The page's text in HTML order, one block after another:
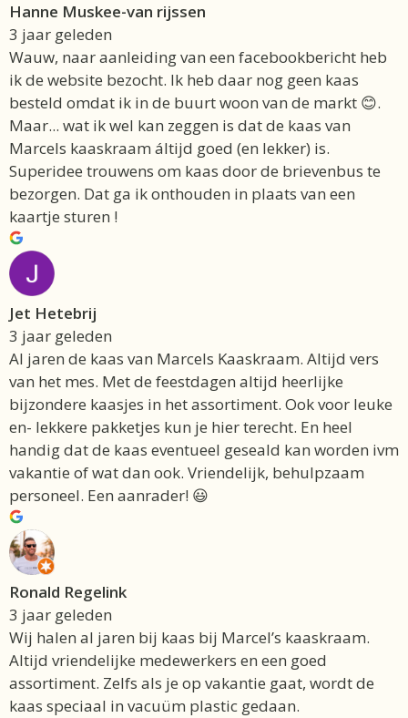
Hanne Muskee-van rijssen
3 jaar geleden
Wauw, naar aanleiding van een facebookbericht heb
ik de website bezocht. Ik heb daar nog geen kaas
besteld omdat ik in de buurt woon van de markt 😊.
Maar... wat ik wel kan zeggen is dat de kaas van
Marcels kaaskraam áltijd goed (en lekker) is.
Superidee trouwens om kaas door de brievenbus te
bezorgen. Dat ga ik onthouden in plaats van een
kaartje sturen !
Jet Hetebrij
3 jaar geleden
Al jaren de kaas van Marcels Kaaskraam. Altijd vers
van het mes. Met de feestdagen altijd heerlijke
bijzondere kaasjes in het assortiment. Ook voor leuke
en- lekkere pakketjes kun je hier terecht. En heel
handig dat de kaas eventueel geseald kan worden ivm
vakantie of wat dan ook. Vriendelijk, behulpzaam
personeel. Een aanrader! 😃
Ronald Regelink
3 jaar geleden
Wij halen al jaren bij kaas bij Marcel’s kaaskraam.
Altijd vriendelijke medewerkers en een goed
assortiment. Zelfs als je op vakantie gaat, wordt de
kaas speciaal in vacuüm plastic gedaan.